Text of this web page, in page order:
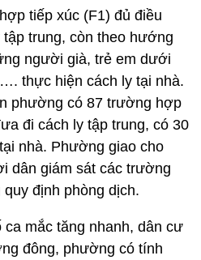
tiếp xúc (F1) đủ điều
trung, còn theo hướng
người già, trẻ em dưới
thực hiện cách ly tại nhà.
phường có 87 trường hợp
đi cách ly tập trung, có 30
nhà. Phường giao cho
dân giám sát các trường
định phòng dịch.
mắc tăng nhanh, dân cư
đông, phường có tính